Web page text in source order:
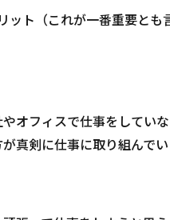
ット（これが一番重要と
オフィスで仕事をしてい
真剣に仕事に取り組んでい